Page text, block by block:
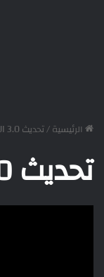
الرئيسية/تحديث realme UI 3.0
تحديث realme UI 3.0